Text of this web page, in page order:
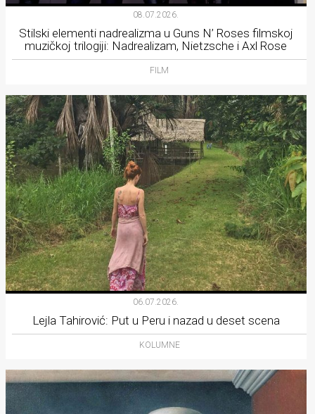
08.07.2026.
Stilski elementi nadrealizma u Guns N’ Roses filmskoj
muzičkoj trilogiji: Nadrealizam, Nietzsche i Axl Rose
FILM
06.07.2026.
Lejla Tahirović: Put u Peru i nazad u deset scena
KOLUMNE